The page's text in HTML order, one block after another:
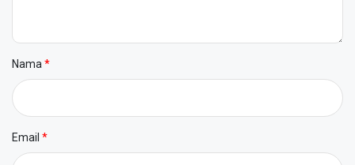
Nama
Email